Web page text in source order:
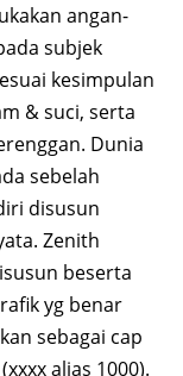
angan-
subjek
kesimpulan
& suci, serta
Dunia
sebelah
disusun
Zenith
beserta
yg benar
sebagai cap
alias 1000).